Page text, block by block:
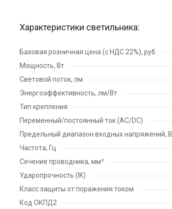
Характеристики светильника:
Базовая розничная цена (с НДС 22%), руб.
Мощность, Вт
Световой поток, лм
Энергоэффективность, лм/Вт
Тип крепления
Переменный/постоянный ток (AC/DC)
Предельный диапазон входных напряжений, В
Частота, Гц
Сечение проводника, мм²
Ударопрочность (IK)
Класс защиты от поражения током
Код ОКПД2